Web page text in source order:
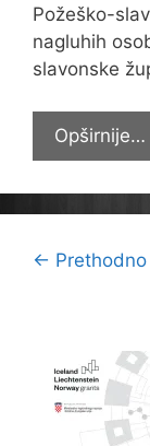
Požeško-
nagluhih
slavonske
Opširnije…
s
Navigacija
← Prethodno